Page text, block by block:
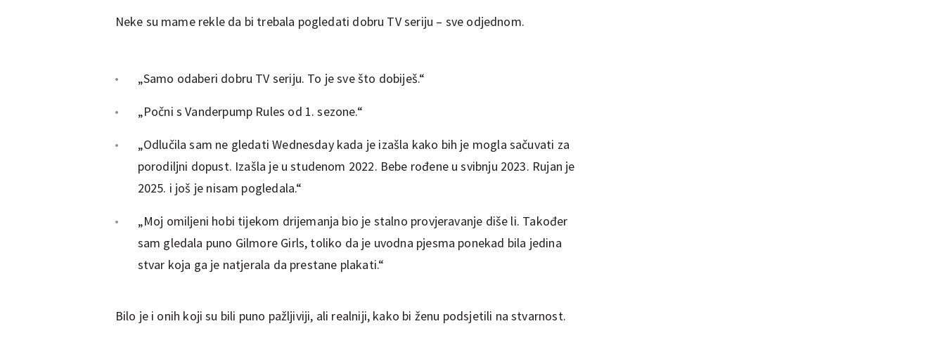
Neke su mame rekle da bi trebala pogledati dobru TV seriju – sve odjednom.
„Samo odaberi dobru TV seriju. To je sve što dobiješ.“
„Počni s Vanderpump Rules od 1. sezone.“
„Odlučila sam ne gledati Wednesday kada je izašla kako bih je mogla sačuvati za
porodiljni dopust. Izašla je u studenom 2022. Bebe rođene u svibnju 2023. Rujan je
2025. i još je nisam pogledala.“
„Moj omiljeni hobi tijekom drijemanja bio je stalno provjeravanje diše li. Također
sam gledala puno Gilmore Girls, toliko da je uvodna pjesma ponekad bila jedina
stvar koja ga je natjerala da prestane plakati.“
Bilo je i onih koji su bili puno pažljiviji, ali realniji, kako bi ženu podsjetili na stvarnost.